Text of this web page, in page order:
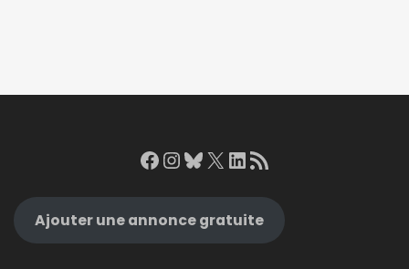
Facebook
Instagram
Bluesky
X LinkedIn
RSS Feed
Ajouter une annonce gratuite